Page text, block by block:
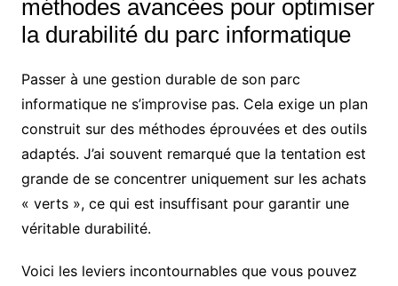
méthodes avancées pour optimiser
la durabilité du parc informatique
Passer à une gestion durable de son parc
informatique ne s’improvise pas. Cela exige un plan
construit sur des méthodes éprouvées et des outils
adaptés. J’ai souvent remarqué que la tentation est
grande de se concentrer uniquement sur les achats
« verts », ce qui est insuffisant pour garantir une
véritable durabilité.
Voici les leviers incontournables que vous pouvez